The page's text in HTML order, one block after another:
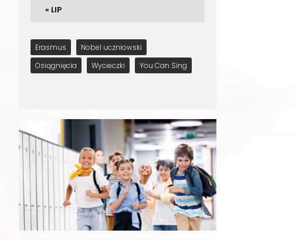
« LIP
Erasmus
Nobel uczniowski
Osiągnięcia
Wycieczki You Can Sing